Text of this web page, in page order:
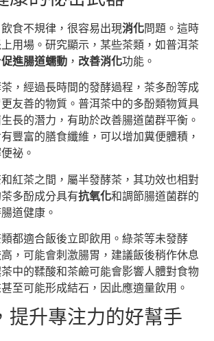
食不規律，很容易出現消化問題。這時
用場。研究顯示，某些茶類，如普洱茶
促進腸道蠕動 ， 改善消化功能。
，經過長時間的發酵過程，茶多酚等成
友善的物質。普洱茶中的多酚類物質具
長的潛力，有助於改善腸道菌群平衡。
豐富的膳食纖維，可以增加糞便體積，
祕。
紅茶之間，屬半發酵茶，其功效也相對
多酚成分具有抗氧化和調節腸道菌群的
道健康。
都適合飯後立即飲用。綠茶等未發酵
，可能會刺激腸胃，建議飯後稍作休息
中的鞣酸和茶鹼可能會影響人體對食物
甚至可能形成結石，因此應適量飲用。
提升專注力的好幫手